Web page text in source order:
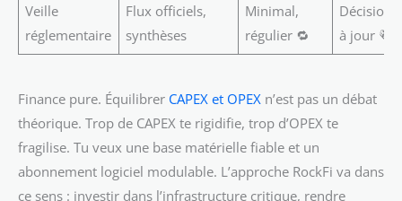
Veille
réglementaire
Flux officiels,
synthèses
Minimal,
régulier 🔁
Décisions
à jour 🗞️
Finance pure. Équilibrer CAPEX et OPEX n’est pas un débat
théorique. Trop de CAPEX te rigidifie, trop d’OPEX te
fragilise. Tu veux une base matérielle fiable et un
abonnement logiciel modulable. L’approche RockFi va dans
ce sens : investir dans l’infrastructure critique, rendre